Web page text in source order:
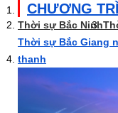
CHƯƠNG
Thời sự Bắc Ninh
Thời sự Bắc Giang
thanh